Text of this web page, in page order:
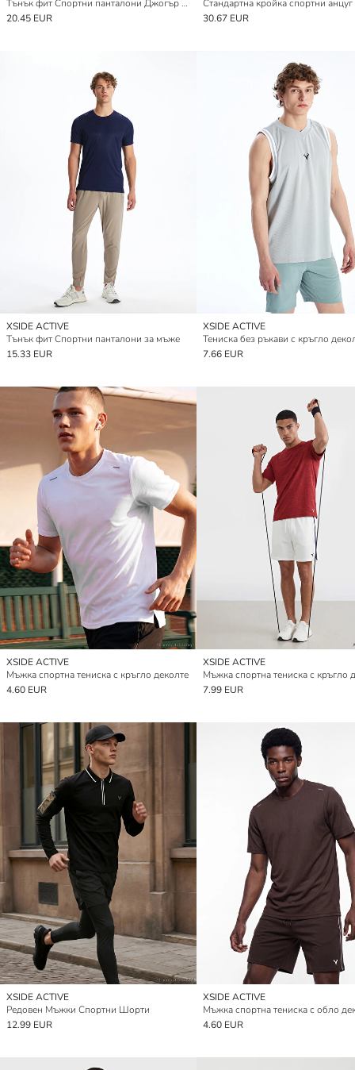
Тънък фит Спортни панталони Джогър за мъже
20.45 EUR
30.67 EUR
XSIDE ACTIVE
Тънък фит Спортни панталони за мъже
15.33 EUR
XSIDE ACTIVE
7.66 EUR
XSIDE ACTIVE
Мъжка спортна тениска с кръгло деколте
4.60 EUR
XSIDE ACTIVE
Мъжка спортна тениска с кръгло
7.99 EUR
XSIDE ACTIVE
Редовен Мъжки Спортни Шорти
12.99 EUR
XSIDE ACTIVE
Мъжка спортна тениска с обло
4.60 EUR